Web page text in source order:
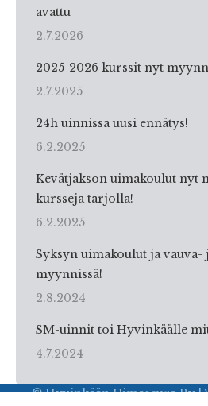
avattu
2.7.2026
2025-2026 kurssit nyt
2.7.2025
24h uinnissa uusi ennätys!
6.2.2025
Kevätjakson uimakoulut nyt
kursseja tarjolla!
6.2.2025
Syksyn uimakoulut ja
myynnissä!
2.8.2024
SM-uinnit toi Hyvinkäälle
4.7.2024
© Hyvinkään Uimaseura Ry |